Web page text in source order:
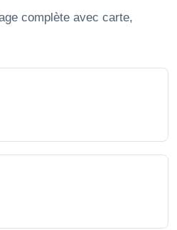
complète avec carte,